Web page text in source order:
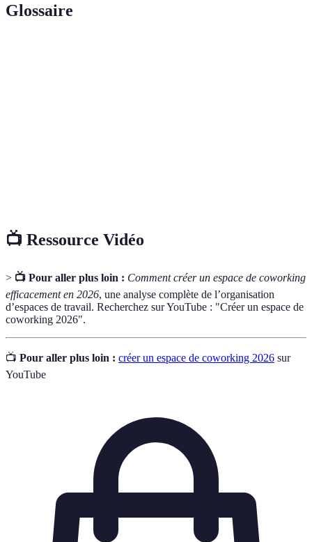
Glossaire
📺 Ressource Vidéo
> 📺 Pour aller plus loin : Comment créer un espace de coworking
efficacement en 2026, une analyse complète de l’organisation
d’espaces de travail. Recherchez sur YouTube : "Créer un espace de
coworking 2026".
📺 Pour aller plus loin : créer un espace de coworking 2026 sur
YouTube